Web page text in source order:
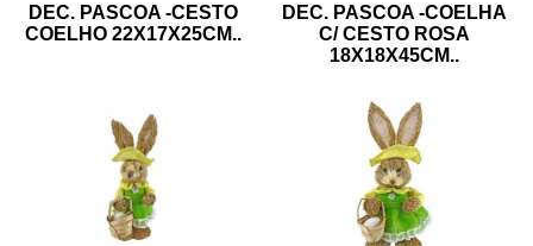
DEC. PASCOA -CESTO
COELHO 22X17X25CM..
DEC. PASCOA -COELHA
C/ CESTO ROSA
18X18X45CM..